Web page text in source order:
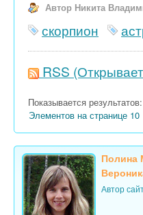
Автор Никита
скорпион
RSS
Показывается
Элементов на странице 10
Полина
Автор